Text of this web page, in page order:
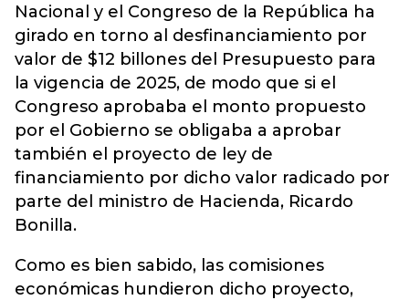
Nacional y el Congreso de la República ha
girado en torno al desfinanciamiento por
valor de $12 billones del Presupuesto para
la vigencia de 2025, de modo que si el
Congreso aprobaba el monto propuesto
por el Gobierno se obligaba a aprobar
también el proyecto de ley de
financiamiento por dicho valor radicado por
parte del ministro de Hacienda, Ricardo
Bonilla.
Como es bien sabido, las comisiones
económicas hundieron dicho proyecto,